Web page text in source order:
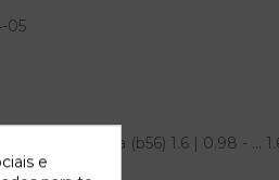
05
renault laguna (b56) 1.6 | 0.98 - ...
e